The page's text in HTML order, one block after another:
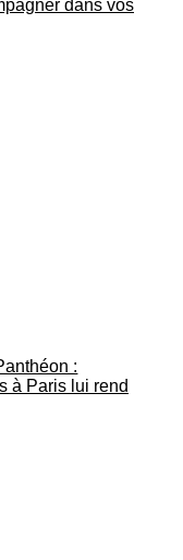
dans vos
:
à Paris lui rend